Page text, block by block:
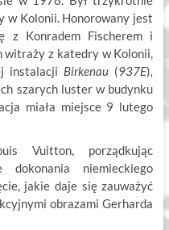
w Kolonii. Honorowany jest
z Konradem Fischerem i
witraży z katedry w Kolonii,
instalacji Birkenau (937E),
szarych luster w budynku
miała miejsce 9 lutego
Vuitton, porządkując
dokonania niemieckiego
jakie daje się zauważyć
obrazami Gerharda